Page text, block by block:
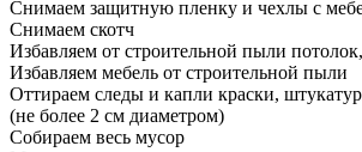
Снимаем защитную пленку и чехлы с
Снимаем скотч
Избавляем от строительной пыли
Избавляем мебель от строительной пыли
Оттираем следы и капли краски,
(не более 2 см диаметром)
Собираем весь мусор